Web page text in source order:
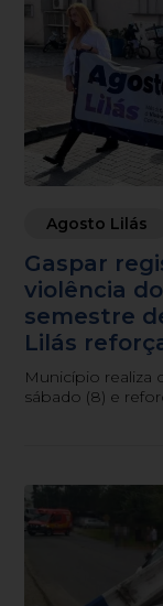
Agosto Lilás
Gaspar
violência
semestre
Lilás
Município realiza
sábado (8) e